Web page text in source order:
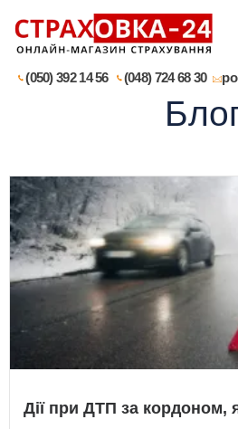
(050) 392 14 56 (048) 724 68 30
Дії при ДТП за кордоном,